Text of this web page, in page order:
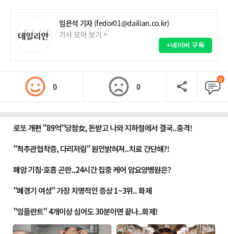
임은석 기자 (fedor01@dailian.co.kr)
기사 모아 보기 >
+네이버 구독
0 0
0